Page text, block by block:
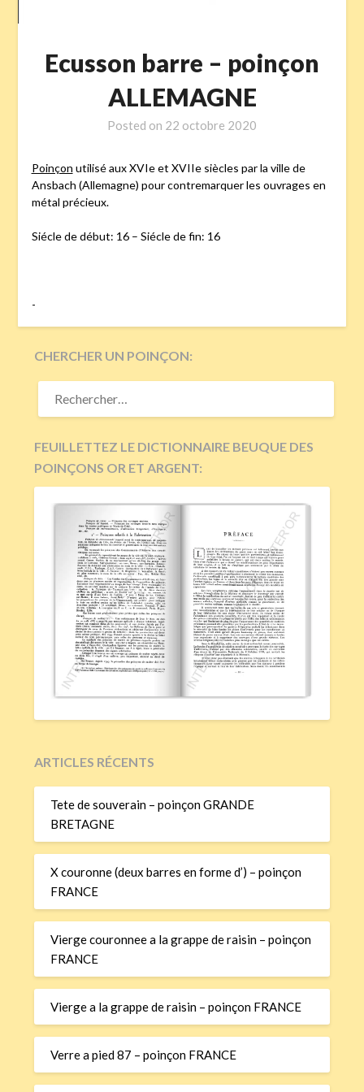
Ecusson barre – poinçon
ALLEMAGNE
Posted on 22 octobre 2020
Poinçon utilisé aux XVIe et XVIIe siècles par la ville de
Ansbach (Allemagne) pour contremarquer les ouvrages en
métal précieux.
Siécle de début: 16 – Siécle de fin: 16
-
CHERCHER UN POINÇON:
RECHERCHER :
FEUILLETTEZ LE DICTIONNAIRE BEUQUE DES
POINÇONS OR ET ARGENT:
ARTICLES RÉCENTS
Tete de souverain – poinçon GRANDE
BRETAGNE
X couronne (deux barres en forme d’) – poinçon
FRANCE
Vierge couronnee a la grappe de raisin – poinçon
FRANCE
Vierge a la grappe de raisin – poinçon FRANCE
Verre a pied 87 – poinçon FRANCE